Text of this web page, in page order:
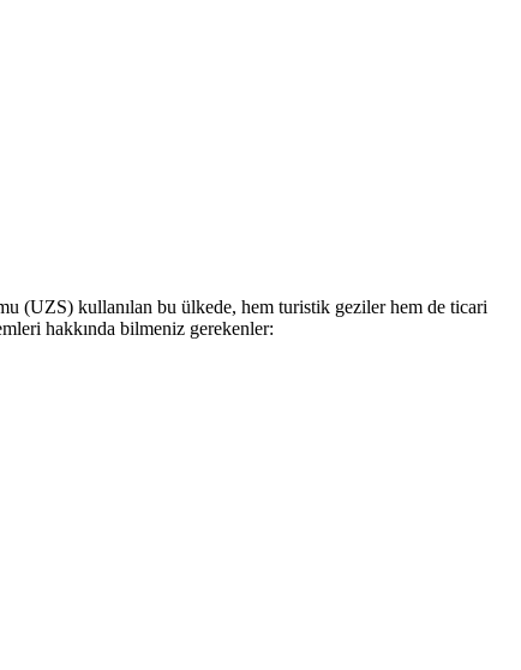
(UZS) kullanılan bu ülkede, hem turistik geziler hem de ticari
hakkında bilmeniz gerekenler: